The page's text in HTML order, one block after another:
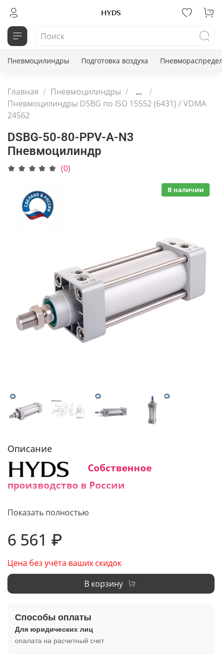
Пневмоцилиндры Подготовка воздуха
Главная Пневмоцилиндры
...
Пневмоцилиндры DSBG по ISO 15552 (6431) / VDMA
24562
DSBG-50-80-PPV-A-N3
Пневмоцилиндр
(0)
В наличии
Описание
Собственное
производство в России
Средний срок изготовления:
Показать полностью
6 561 ₽
Цена без учёта ваших скидок
В корзину
Способы оплаты
Для юридических лиц
опалата на расчетный счет